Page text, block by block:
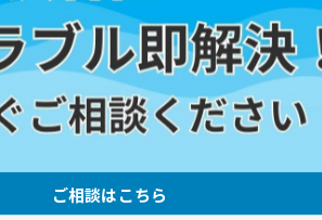
ご相談はこちら